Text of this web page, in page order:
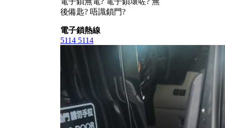
後備匙? 唔識鎖門?
電子鎖熱線
5114 5114